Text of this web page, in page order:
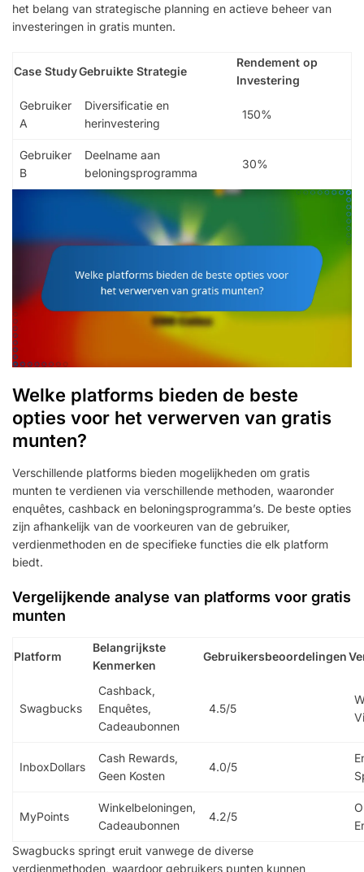
het belang van strategische planning en actieve beheer van
investeringen in gratis munten.
Case StudyGebruikte Strategie
Rendement op
Investering
Gebruiker
A
Diversificatie en
herinvestering
150%
Gebruiker
B
Deelname aan
beloningsprogramma
30%
Welke platforms bieden de beste
opties voor het verwerven van gratis
munten?
Verschillende platforms bieden mogelijkheden om gratis
munten te verdienen via verschillende methoden, waaronder
enquêtes, cashback en beloningsprogramma’s. De beste opties
zijn afhankelijk van de voorkeuren van de gebruiker,
verdienmethoden en de specifieke functies die elk platform
biedt.
Vergelijkende analyse van platforms voor gratis
munten
Platform
Belangrijkste
Kenmerken
Gebruikersbeoordelingen
Swagbucks
Cashback,
Enquêtes,
Cadeaubonnen
4.5/5
InboxDollars
Cash Rewards,
Geen Kosten
4.0/5
MyPoints
Winkelbeloningen,
Cadeaubonnen
4.2/5
Swagbucks springt eruit vanwege de diverse
verdienmethoden, waardoor gebruikers punten kunnen